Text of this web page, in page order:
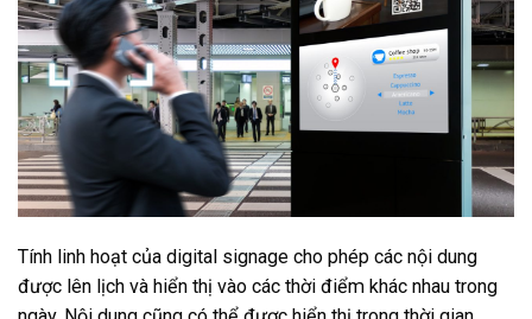
Tính linh hoạt của digital signage cho phép các nội dung
được lên lịch và hiển thị vào các thời điểm khác nhau trong